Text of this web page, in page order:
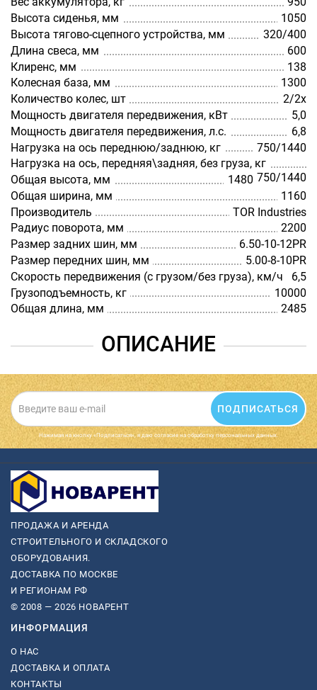
Высота сиденья, мм
1050
Высота тягово-сцепного устройства, мм
320/400
Длина свеса, мм
600
Клиренс, мм
138
Колесная база, мм
1300
Количество колес, шт
2/2х
Мощность двигателя передвижения, кВт
5,0
Мощность двигателя передвижения, л.с.
6,8
Нагрузка на ось переднюю/заднюю, кг
750/1440
Нагрузка на ось, передняя\задняя, без груза, кг
750/1440
Общая высота, мм
1480
Общая ширина, мм
1160
Производитель
TOR Industries
Радиус поворота, мм
2200
Размер задних шин, мм
6.50-10-12PR
Размер передних шин, мм
5.00-8-10PR
Скорость передвижения (с грузом/без груза), км/ч
6,5
Грузоподъемность, кг
10000
Общая длина, мм
2485
ОПИСАНИЕ
ПОДПИСАТЬСЯ
Нажимая на кнопку «Подписаться», я даю cогласие на обработку персональных данных.
ПРОДАЖА И АРЕНДА
СТРОИТЕЛЬНОГО И СКЛАДСКОГО
ОБОРУДОВАНИЯ.
ДОСТАВКА ПО МОСКВЕ
И РЕГИОНАМ РФ
© 2008 — 2026 НОВАРЕНТ
ИНФОРМАЦИЯ
О НАС
ДОСТАВКА И ОПЛАТА
КОНТАКТЫ